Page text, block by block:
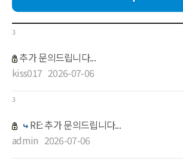
3
추가 문의드립니다...
kiss017 2026-07-06
3
RE: 추가 문의드립니다...
admin 2026-07-06